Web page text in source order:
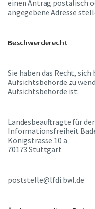
einen Antrag postalisch
angegebene Adresse
Beschwerderecht
Sie haben das Recht,
Aufsichtsbehörde zu
Aufsichtsbehörde ist:
Landesbeauftragte für
Informationsfreiheit
Königstrasse 10 a
70173 Stuttgart
poststelle@lfdi.bwl.de